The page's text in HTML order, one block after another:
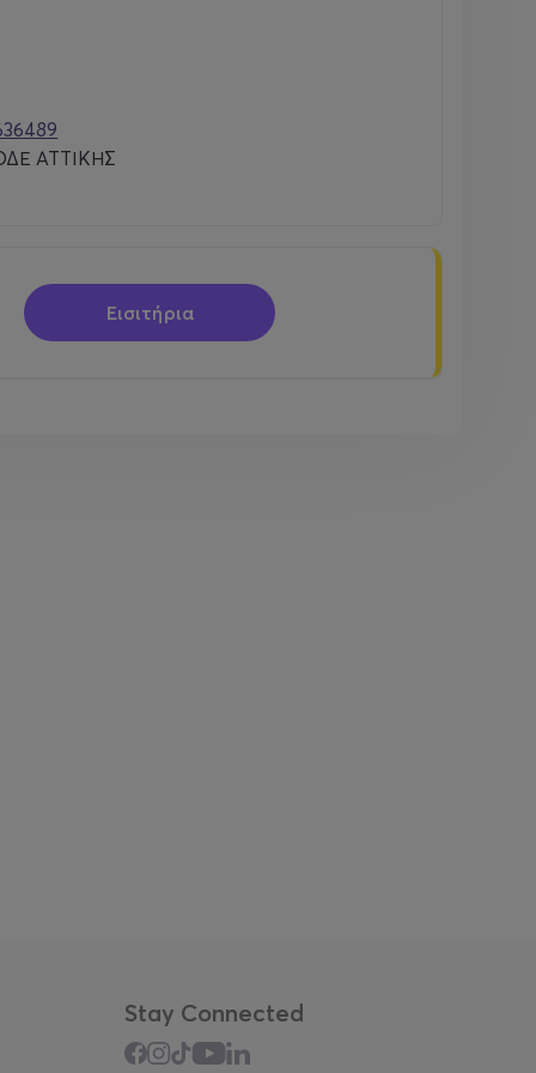
ΑΤΤΙΚΗΣ
Εισιτήρια
Stay Connected